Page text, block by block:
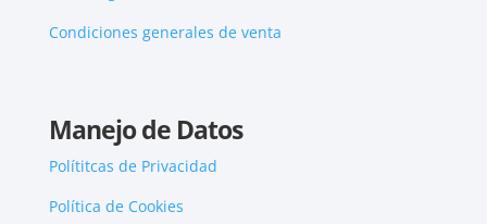
Condiciones generales de venta
Manejo de Datos
Polítitcas de Privacidad
Política de Cookies